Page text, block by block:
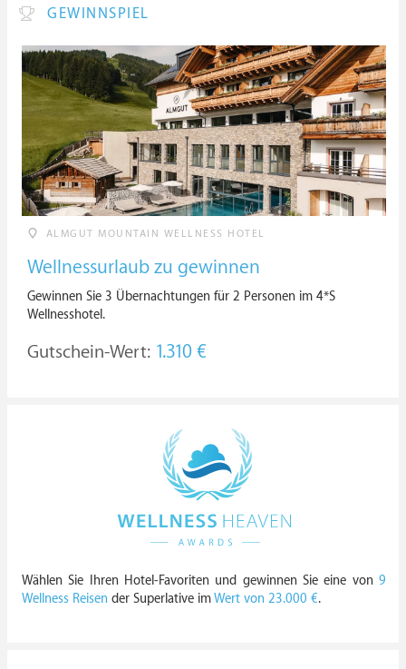
GEWINNSPIEL
ALMGUT MOUNTAIN WELLNESS HOTEL
Wellnessurlaub zu gewinnen
Gewinnen Sie 3 Übernachtungen für 2 Personen im 4*S
Wellnesshotel.
Gutschein-Wert: 1.310 €
Wählen Sie Ihren Hotel-Favoriten und gewinnen Sie eine von 9
Wellness Reisen der Superlative imWert von 23.000 €.